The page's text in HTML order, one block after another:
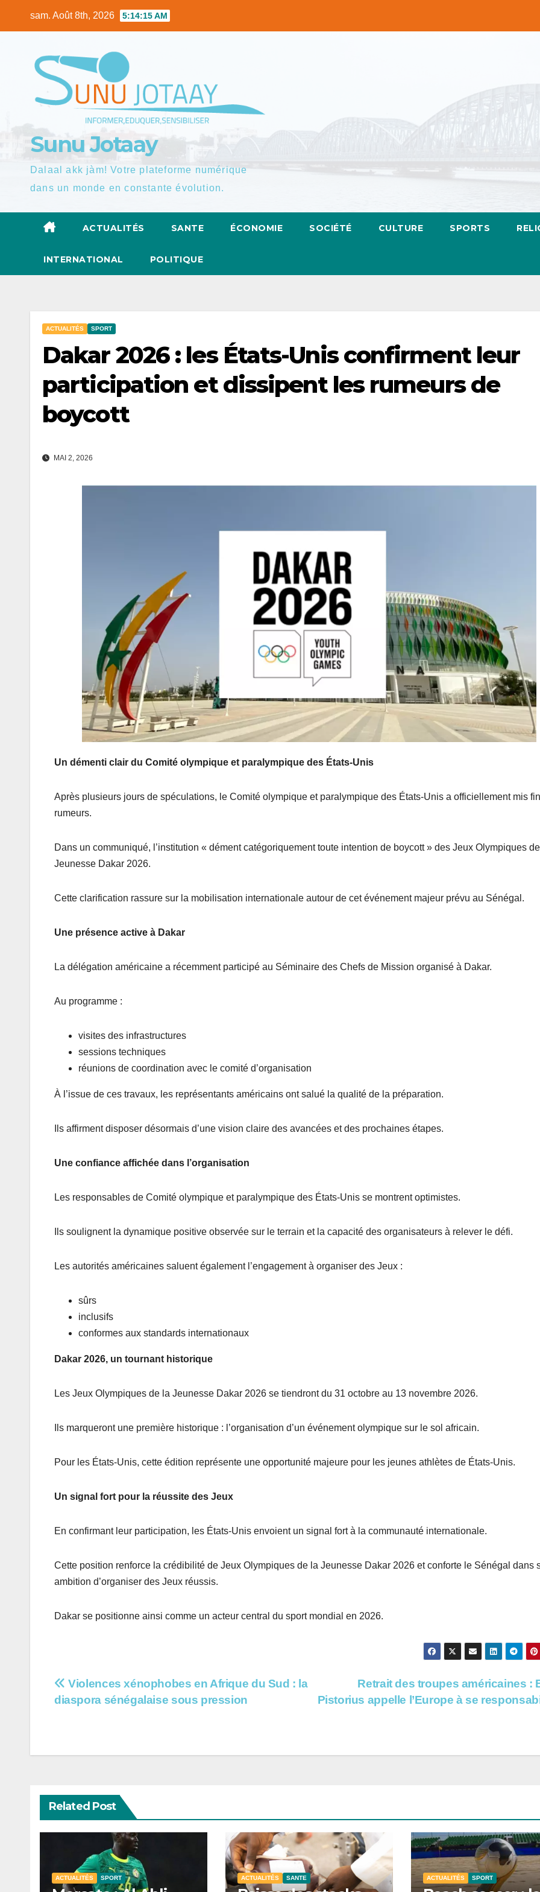
sam. Août 8th, 2026 5:14:16 AM
Sunu Jotaay
Dalaal akk jàm! Votre plateforme numérique
dans un monde en constante évolution.
ACTUALITÉS SANTE ÉCONOMIE SOCIÉTÉ CULTURE SPORTS
INTERNATIONAL POLITIQUE
ACTUALITÉS SPORT
Dakar 2026 : les États-Unis confirment leur
participation et dissipent les rumeurs de
boycott
MAI 2, 2026
Un démenti clair du Comité olympique et paralympique des États-Unis
Après plusieurs jours de spéculations, le Comité olympique et paralympique des États-Unis a officiellement mis
rumeurs.
Dans un communiqué, l’institution « dément catégoriquement toute intention de boycott » des Jeux Olympiques
Jeunesse Dakar 2026.
Cette clarification rassure sur la mobilisation internationale autour de cet événement majeur prévu au Sénégal.
Une présence active à Dakar
La délégation américaine a récemment participé au Séminaire des Chefs de Mission organisé à Dakar.
Au programme :
visites des infrastructures
sessions techniques
réunions de coordination avec le comité d’organisation
À l’issue de ces travaux, les représentants américains ont salué la qualité de la préparation.
Ils affirment disposer désormais d’une vision claire des avancées et des prochaines étapes.
Une confiance affichée dans l’organisation
Les responsables de Comité olympique et paralympique des États-Unis se montrent optimistes.
Ils soulignent la dynamique positive observée sur le terrain et la capacité des organisateurs à relever le défi.
Les autorités américaines saluent également l’engagement à organiser des Jeux :
sûrs
inclusifs
conformes aux standards internationaux
Dakar 2026, un tournant historique
Les Jeux Olympiques de la Jeunesse Dakar 2026 se tiendront du 31 octobre au 13 novembre 2026.
Ils marqueront une première historique : l’organisation d’un événement olympique sur le sol africain.
Pour les États-Unis, cette édition représente une opportunité majeure pour les jeunes athlètes de États-Unis.
Un signal fort pour la réussite des Jeux
En confirmant leur participation, les États-Unis envoient un signal fort à la communauté internationale.
Cette position renforce la crédibilité de Jeux Olympiques de la Jeunesse Dakar 2026 et conforte le Sénégal dans
ambition d’organiser des Jeux réussis.
Dakar se positionne ainsi comme un acteur central du sport mondial en 2026.
Navigation
Retrait des troupes américaines :
Pistorius appelle l’Europe à se
Violences xénophobes en Afrique du Sud : la
diaspora sénégalaise sous pression
Related Post
ACTUALITÉS SPORT ACTUALITÉS SANTE ACTUALITÉS SPORT